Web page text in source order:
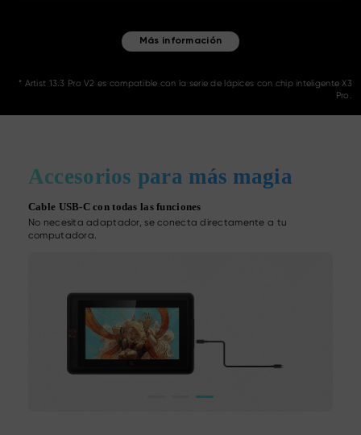
Más información
* Artist 13.3 Pro V2 es compatible con la serie de lápices con chip inteligente X3
Pro.
Accesorios para más magia
Cable USB-C con todas las funciones
No necesita adaptador, se conecta directamente a tu
computadora.